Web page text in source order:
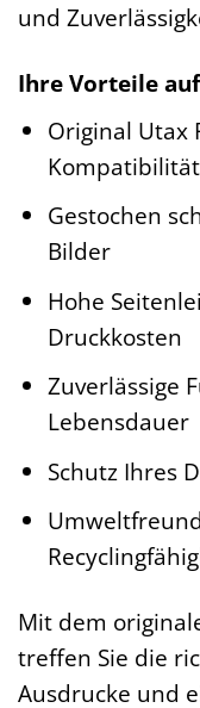
und
Ihre Vorteile
Original Utax
Kompatibilität
Gestochen
Bilder
Hohe
Druckkosten
Zuverlässige
Lebensdauer
Schutz Ihres
Mit dem
treffen Sie die
Ausdrucke und